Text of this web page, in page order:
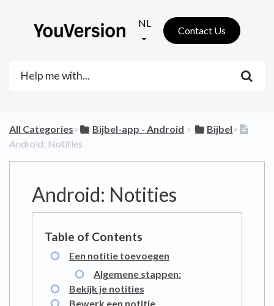
NL
Contact Us
All Categories​>​ ​Bijbel-app - Android ​ > ​ ​Bijbel​>​
Android: Notities
Android: Notities
Een notitie toevoegen
Algemene stappen:
Bekijk je notities
Bewerk een notitie